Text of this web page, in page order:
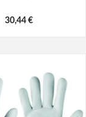
30,44 €